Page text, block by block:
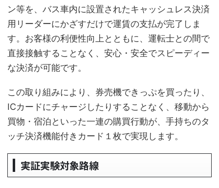
ン等を、バス車内に設置されたキャッシュレス決済
用リーダーにかざすだけで運賃の支払が完了しま
す。お客様の利便性向上とともに、運転士との間で
直接接触することなく、安心・安全でスピーディー
な決済が可能です。
この取り組みにより、券売機できっぷを買ったり、
ICカードにチャージしたりすることなく、移動から
買物・宿泊といった一連の購買行動が、手持ちのタ
ッチ決済機能付きカード１枚で実現します。
実証実験対象路線